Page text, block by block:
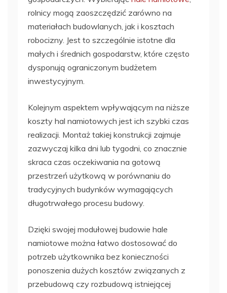
rolnicy mogą zaoszczędzić zarówno na
materiałach budowlanych, jak i kosztach
robocizny. Jest to szczególnie istotne dla
małych i średnich gospodarstw, które często
dysponują ograniczonym budżetem
inwestycyjnym.
Kolejnym aspektem wpływającym na niższe
koszty hal namiotowych jest ich szybki czas
realizacji. Montaż takiej konstrukcji zajmuje
zazwyczaj kilka dni lub tygodni, co znacznie
skraca czas oczekiwania na gotową
przestrzeń użytkową w porównaniu do
tradycyjnych budynków wymagających
długotrwałego procesu budowy.
Dzięki swojej modułowej budowie hale
namiotowe można łatwo dostosować do
potrzeb użytkownika bez konieczności
ponoszenia dużych kosztów związanych z
przebudową czy rozbudową istniejącej